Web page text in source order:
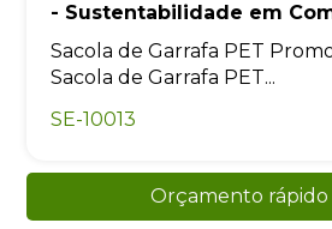
- Sustentabilidade em
Sacola de Garrafa PET
Sacola de Garrafa PET...
SE-10013
Orçamento rápido